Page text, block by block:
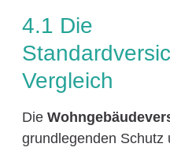
4.1 Die
Vergleich
Die
grundlegenden Schutz